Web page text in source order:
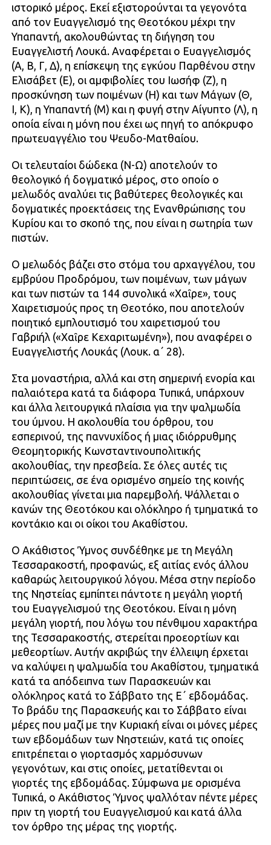
ιστορικό μέρος. Εκεί εξιστορούνται τα γεγονότα
από τον Ευαγγελισμό της Θεοτόκου μέχρι την
Υπαπαντή, ακολουθώντας τη διήγηση του
Ευαγγελιστή Λουκά. Αναφέρεται ο Ευαγγελισμός
(Α, Β, Γ, Δ), η επίσκεψη της εγκύου Παρθένου στην
Ελισάβετ (Ε), οι αμφιβολίες του Ιωσήφ (Ζ), η
προσκύνηση των ποιμένων (Η) και των Μάγων (Θ,
Ι, Κ), η Υπαπαντή (Μ) και η φυγή στην Αίγυπτο (Λ), η
οποία είναι η μόνη που έχει ως πηγή το απόκρυφο
πρωτευαγγέλιο του Ψευδο-Ματθαίου.
Οι τελευταίοι δώδεκα (Ν-Ω) αποτελούν το
θεολογικό ή δογματικό μέρος, στο οποίο ο
μελωδός αναλύει τις βαθύτερες θεολογικές και
δογματικές προεκτάσεις της Ενανθρώπισης του
Κυρίου και το σκοπό της, που είναι η σωτηρία των
πιστών.
Ο μελωδός βάζει στο στόμα του αρχαγγέλου, του
εμβρύου Προδρόμου, των ποιμένων, των μάγων
και των πιστών τα 144 συνολικά «Χαῖρε», τους
Χαιρετισμούς προς τη Θεοτόκο, που αποτελούν
ποιητικό εμπλουτισμό του χαιρετισμού του
Γαβριήλ («Χαῖρε Κεχαριτωμένη»), που αναφέρει ο
Ευαγγελιστής Λουκάς (Λουκ. α΄ 28).
Στα μοναστήρια, αλλά και στη σημερινή ενορία και
παλαιότερα κατά τα διάφορα Τυπικά, υπάρχουν
και άλλα λειτουργικά πλαίσια για την ψαλμωδία
του ύμνου. Η ακολουθία του όρθρου, του
εσπερινού, της παννυχίδος ή μιας ιδιόρρυθμης
Θεομητορικής Κωνσταντινουπολιτικής
ακολουθίας, την πρεσβεία. Σε όλες αυτές τις
περιπτώσεις, σε ένα ορισμένο σημείο της κοινής
ακολουθίας γίνεται μια παρεμβολή. Ψάλλεται ο
κανών της Θεοτόκου και ολόκληρο ή τμηματικά το
κοντάκιο και οι οίκοι του Ακαθίστου.
Ο Ακάθιστος Ύμνος συνδέθηκε με τη Μεγάλη
Τεσσαρακοστή, προφανώς, εξ αιτίας ενός άλλου
καθαρώς λειτουργικού λόγου. Μέσα στην περίοδο
της Νηστείας εμπίπτει πάντοτε η μεγάλη γιορτή
του Ευαγγελισμού της Θεοτόκου. Είναι η μόνη
μεγάλη γιορτή, που λόγω του πένθιμου χαρακτήρα
της Τεσσαρακοστής, στερείται προεορτίων και
μεθεορτίων. Αυτήν ακριβώς την έλλειψη έρχεται
να καλύψει η ψαλμωδία του Ακαθίστου, τμηματικά
κατά τα απόδειπνα των Παρασκευών και
ολόκληρος κατά το Σάββατο της Ε΄ εβδομάδας.
Το βράδυ της Παρασκευής και το Σάββατο είναι
μέρες που μαζί με την Κυριακή είναι οι μόνες μέρες
των εβδομάδων των Νηστειών, κατά τις οποίες
επιτρέπεται ο γιορτασμός χαρμόσυνων
γεγονότων, και στις οποίες, μετατίθενται οι
γιορτές της εβδομάδας. Σύμφωνα με ορισμένα
Τυπικά, ο Ακάθιστος Ύμνος ψαλλόταν πέντε μέρες
πριν τη γιορτή του Ευαγγελισμού και κατά άλλα
τον όρθρο της μέρας της γιορτής.